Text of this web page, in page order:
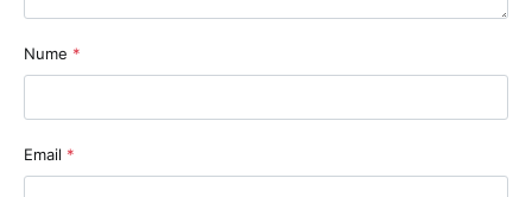
Nume *
Email *